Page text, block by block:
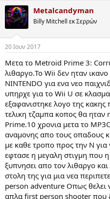
α
ρ
ξ
η
μ
ί
α
ς
ρ
ο
η
α
έ
ν
α
ρ
η
ς
Metalcandyman
Billy Mitchell εκ Σερρών
20 Ιουν 2017
Μετα το Metroid Prime 3:
λιθαργο.To Wii δεν ηταν
NINTENDO για ενα νεο
υπηρχε για το Wii U σε
εξαφανιστηκε λογο της κακης
τελικη τζαμπα κοπος θα
Prime.10 χρονια μετα το
αναμονης απο τους οπαδους
με καθε τροπο προς την Ν για
εφτασε η μεγαλη στιγμη που
ξυπνησει απο τον λιθαργο
στολη της για μια νεα
person adventure Οπως θελει
απλα first person shooter που